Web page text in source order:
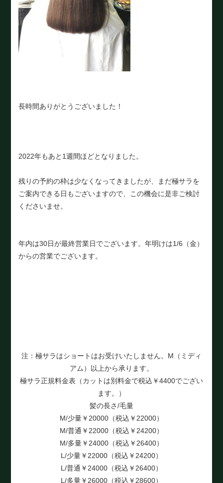
長時間ありがとうございました！
2022年もあと1週間ほどとなりました。
残りの予約の枠は少なくなってきましたが、まだ極サラを
ご案内できる日もございますので、この機会に是非ご検討
くださいませ。
年内は30日が最終営業日でございます。年明けは1/6（金）
からの営業でございます。
注：極サラはショートはお受けいたしません。M（ミディ
アム）以上から承ります。
極サラ正規料金表（カットは別料金で税込￥4400でござい
ます。）
髪の長さ/毛量
M/少量￥20000（税込￥22000）
M/普通￥22000（税込￥24200）
M/多量￥24000（税込￥26400）
L/少量￥22000（税込￥24200）
L/普通￥24000（税込￥26400）
L/多量￥26000（税込￥28600）